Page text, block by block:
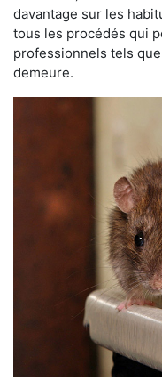
davantage sur les
tous les procédés qui
professionnels tels
demeure.